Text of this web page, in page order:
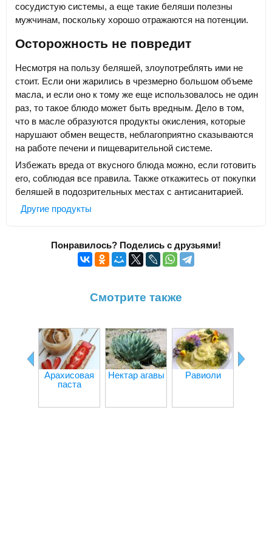
сосудистую системы, а еще такие беляши полезны
мужчинам, поскольку хорошо отражаются на потенции.
Осторожность не повредит
Несмотря на пользу беляшей, злоупотреблять ими не
стоит. Если они жарились в чрезмерно большом объеме
масла, и если оно к тому же еще использовалось не один
раз, то такое блюдо может быть вредным. Дело в том,
что в масле образуются продукты окисления, которые
нарушают обмен веществ, неблагоприятно сказываются
на работе печени и пищеварительной системе.
Избежать вреда от вкусного блюда можно, если готовить
его, соблюдая все правила. Также откажитесь от покупки
беляшей в подозрительных местах с антисанитарией.
Другие продукты
Понравилось? Поделись с друзьями!
Смотрите также
Арахисовая
паста
Нектар агавы Равиоли